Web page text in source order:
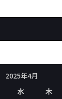
2025年4月
水 木